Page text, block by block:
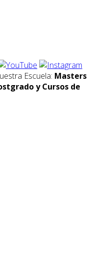
Escuela: Masters
y Cursos de